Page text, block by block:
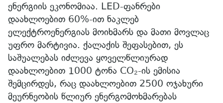
ენერგიის ეკონომიაა. LED-ფანრები
დაახლოებით 60%-ით ნაკლებ
ელექტროენერგიას მოიხმარს და მათი მოვლაც
უფრო მარტივია. ქალაქის შეფასებით, ეს
საშუალებას იძლევა ყოველწლიურად
დაახლოებით 1000 ტონა CO₂-ის ემისია
შემცირდეს, რაც დაახლოებით 2500 ოჯახური
მეურნეობის წლიურ ენერგომოხმარებას